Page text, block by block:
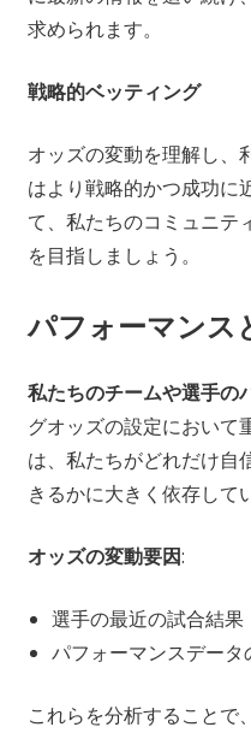
求められます。
戦略的ベッティング
オッズの変動を理解し、
はより戦略的かつ成功に
て、私たちのコミュニテ
を目指しましょう。
パフォーマンス
私たちのチームや選手の
グオッズの設定において
は、私たちがどれだけ自
きるかに大きく依存して
オッズの変動要因:
選手の最近の試合結果
パフォーマンスデータ
これらを分析することで